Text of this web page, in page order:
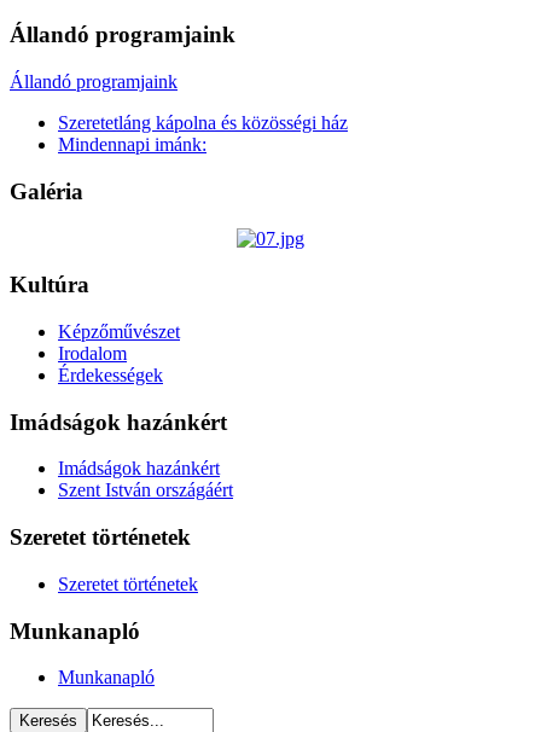
Állandó programjaink
Állandó programjaink
Szeretetláng kápolna és közösségi ház
Mindennapi imánk:
Galéria
Kultúra
Képzőművészet
Irodalom
Érdekességek
Imádságok hazánkért
Imádságok hazánkért
Szent István országáért
Szeretet történetek
Szeretet történetek
Munkanapló
Munkanapló